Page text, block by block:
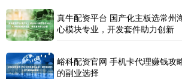
真牛配资平台 国产化主板选常州
心模块专业，开发套件助力创新
峪科配资官网 手机卡代理赚钱攻
的副业选择